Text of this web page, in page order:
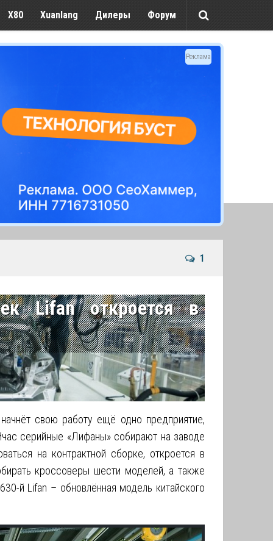
X80 Xuanlang Дилеры Форум
Реклама
1
Lifan откроется в
свою работу ещё одно предприятие,
серийные «Лифаны» собирают на заводе
на контрактной сборке, откроется в
кроссоверы шести моделей, а также
й Lifan – обновлённая модель китайского